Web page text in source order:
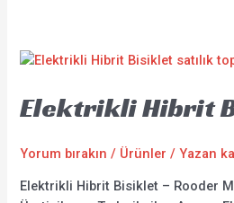
Elektrikli Hibrit
Yorum bırakın / Ürünler / Yazan
Elektrikli Hibrit Bisiklet – Rooder